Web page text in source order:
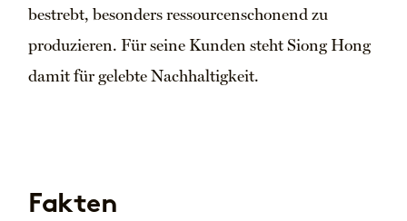
bestrebt, besonders ressourcenschonend zu
produzieren. Für seine Kunden steht Siong Hong
damit für gelebte Nachhaltigkeit.
Fakten